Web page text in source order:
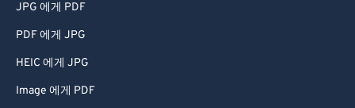
JPG 에게 PDF
PDF 에게 JPG
HEIC 에게 JPG
Image 에게 PDF